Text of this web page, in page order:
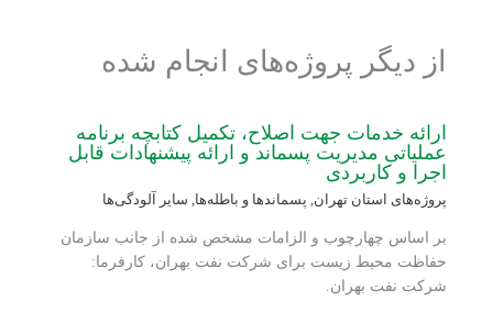
از دیگر پروژه‌های انجام شده
ارائه خدمات جهت اصلاح، تکمیل کتابچه برنامه
عملیاتی مدیریت پسماند و ارائه پیشنهادات قابل
اجرا و کاربردی
پروژه‌های استان تهران, پسماندها و باطله‌ها, سایر آلودگی‌ها
بر اساس چهارچوب و الزامات مشخص شده از جانب سازمان
حفاظت محیط زیست برای شرکت نفت بهران، کارفرما:
شرکت نفت بهران.